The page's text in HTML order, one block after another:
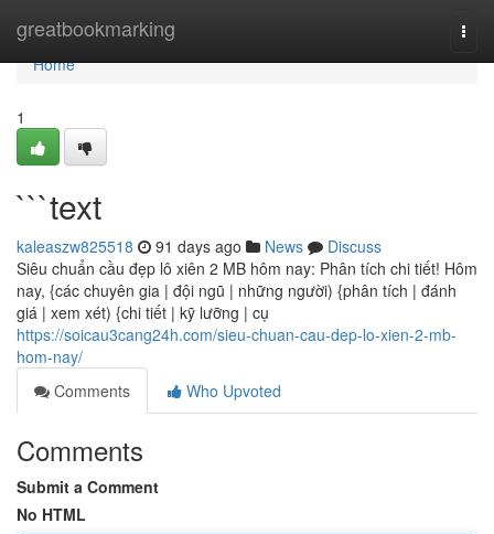
greatbookmarking
Home
Home
1
```text
kaleaszw825518 91 days ago News
Discuss
Siêu chuẩn cầu đẹp lô xiên 2 MB hôm nay: Phân tích chi tiết! Hôm
nay, {các chuyên gia | đội ngũ | những người) {phân tích | đánh
giá | xem xét) {chi tiết | kỹ lưỡng | cụ
https://soicau3cang24h.com/sieu-chuan-cau-dep-lo-xien-2-mb-
hom-nay/
Comments
Who Upvoted
Comments
Submit a Comment
No HTML